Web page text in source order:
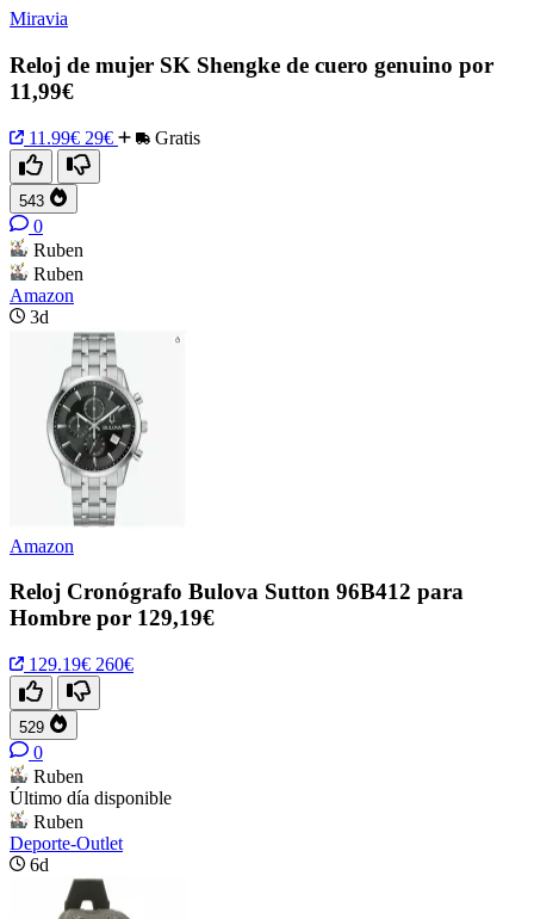
Miravia
Reloj de mujer SK Shengke de cuero genuino por
11,99€
11.99€ 29€ Gratis
543
0
Ruben
Ruben
Amazon
3d
Amazon
Reloj Cronógrafo Bulova Sutton 96B412 para
Hombre por 129,19€
129.19€ 260€
529
0
Ruben
Último día disponible
Ruben
Deporte-Outlet
6d